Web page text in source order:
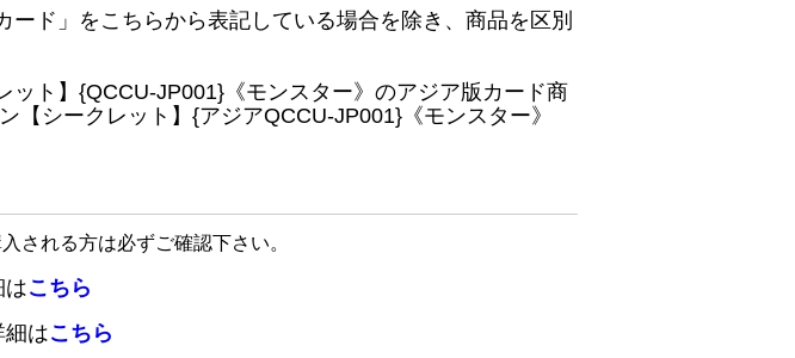
ード」をこちらから表記している場合を除き、商品を区別
ット】{QCCU-JP001}《モンスター》のアジア版カード商
シークレット】{アジアQCCU-JP001}《モンスター》
される方は必ずご確認下さい。
はこちら
細はこちら